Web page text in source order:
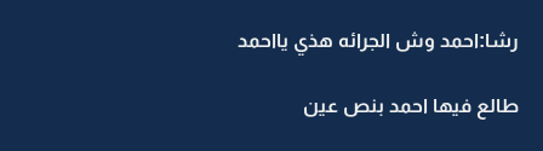
رشا:احمد وش الجرائه هذي يااحمد
طالع فيها احمد بنص عين